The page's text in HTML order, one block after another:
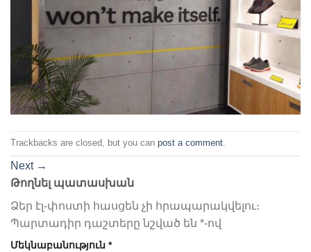
Trackbacks are closed, but you can post a comment.
Next →
Թողնել պատասխան
Ձեր էլ-փոստի հասցեն չի հրապարակվելու։
Պարտադիր դաշտերը նշված են *-ով
Մեկնաբանություն *